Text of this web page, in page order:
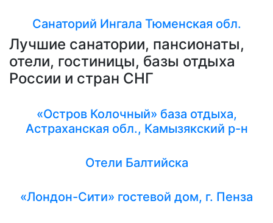
Санаторий Ингала Тюменская обл.
Лучшие санатории, пансионаты,
отели, гостиницы, базы отдыха
России и стран СНГ
«Остров Колочный» база отдыха,
Астраханская обл., Камызякский р-н
Отели Балтийска
«Лондон-Сити» гостевой дом, г. Пенза